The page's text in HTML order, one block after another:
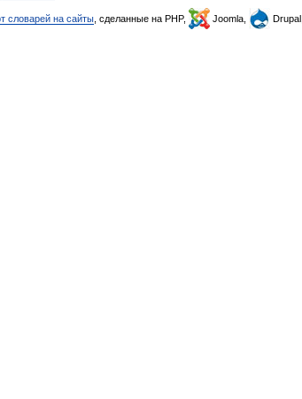
словарей на сайты , сделанные на PHP, Joomla, Drupal,